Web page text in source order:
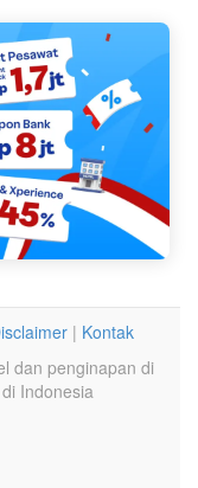
| Kontak
dan penginapan di
Indonesia